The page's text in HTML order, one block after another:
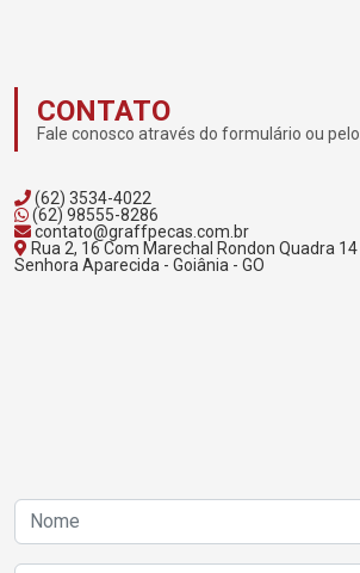
CONTATO
Fale conosco através do formulário ou
(62) 3534-4022
(62) 98555-8286
contato@graffpecas.com.br
Rua 2, 16 Com Marechal Rondon Quadra 14
Senhora Aparecida - Goiânia - GO